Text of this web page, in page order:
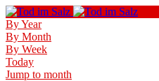
By Year
By Month
By Week
Today
Jump to month